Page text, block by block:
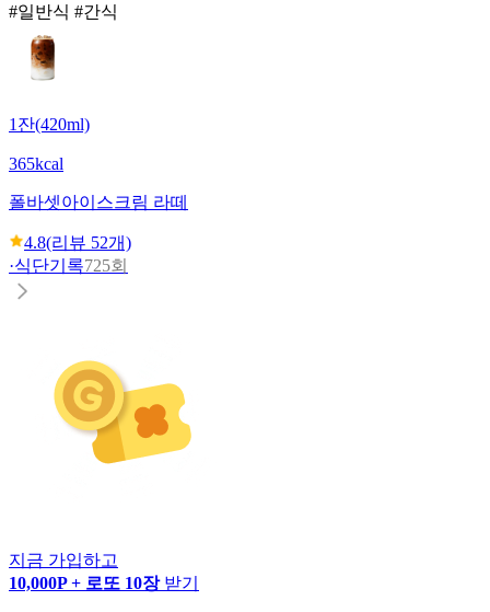
#일반식 #간식
1잔(420ml)
365kcal
폴바셋아이스크림 라떼
4.8(리뷰 52개)
·식단기록725회
지금 가입하고
10,000P + 로또 10장 받기